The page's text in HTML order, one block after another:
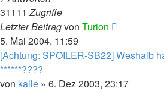
31111Zugriffe
Letzter Beitragvon Turion
5. Mai 2004, 11:59
[Achtung: SPOILER-SB22] Weshalb
******????
von kalle » 6. Dez 2003, 23:17